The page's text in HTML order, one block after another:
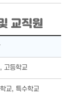
교직원
고등학교
교, 특수학교